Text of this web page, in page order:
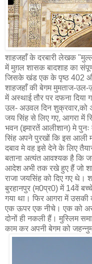
शाहजहाँ के दरबारी लेखक
में मुग़ल शासक बादशाह का
जिसके खंड एक के पृष्ठ 402
शाहजहाँ की बेगम मुमताज-उल-
में अस्थाई तौर पर दफना दिया
उल- अउवल दिन शुक्रवार,को
जय सिंह से लिए गए, आगरा में
भवन (इमारतें आलीशान) मे पुनः
सिंह अपने पुरखों कि इस आली
दबाव मे वह इसे देने के लिए
बताना अत्यंत आवश्यक है कि
आदेश अभी तक रखे हुए हैं जो
राजा जयसिंह को दिए गए थे।
बुरहानपुर (म0प्र0) में 14वें
गया था। फिर आगरा में
एक ऊपर एक नीचे। एक को
दोनों ही नकली हैं। मुस्लिम
काम कर अपनी बेगम को